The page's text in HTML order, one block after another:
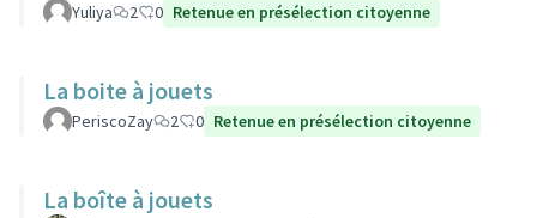
Yuliya 2 0 Retenue en présélection citoyenne
La boite à jouets
PeriscoZay 2 0 Retenue en présélection citoyenne
La boîte à jouets